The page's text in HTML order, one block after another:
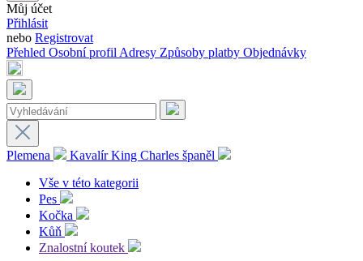
Můj účet
Přihlásit
nebo Registrovat
Přehled Osobní profilAdresy Způsoby platby Objednávky
Plemena
Kavalír King Charles španěl
Vše v této kategorii
Pes
Kočka
Kůň
Znalostní koutek